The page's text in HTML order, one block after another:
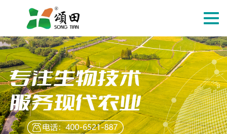
切
导
航